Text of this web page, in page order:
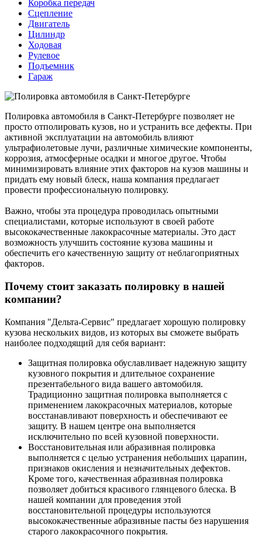
Коробка передач
Сцепление
Двигатель
Цилиндр
Ходовая
Рулевое
Подъемник
Гараж
Полировка автомобиля в Санкт-Петербурге позволяет не
просто отполировать кузов, но и устранить все дефекты. При
активной эксплуатации на автомобиль влияют
ультрафиолетовые лучи, различные химические компоненты,
коррозия, атмосферные осадки и многое другое. Чтобы
минимизировать влияние этих факторов на кузов машины и
придать ему новый блеск, наша компания предлагает
провести профессиональную полировку.
Важно, чтобы эта процедура проводилась опытными
специалистами, которые используют в своей работе
высококачественные лакокрасочные материалы. Это даст
возможность улучшить состояние кузова машины и
обеспечить его качественную защиту от неблагоприятных
факторов.
Почему стоит заказать полировку в нашей
компании?
Компания "Дельта-Сервис" предлагает хорошую полировку
кузова нескольких видов, из которых вы сможете выбрать
наиболее подходящий для себя вариант:
Защитная полировка обуславливает надежную защиту
кузовного покрытия и длительное сохранение
презентабельного вида вашего автомобиля.
Традиционно защитная полировка выполняется с
применением лакокрасочных материалов, которые
восстанавливают поверхность и обеспечивают ее
защиту. В нашем центре она выполняется
исключительно по всей кузовной поверхности.
Восстановительная или абразивная полировка
выполняется с целью устранения небольших царапин,
признаков окисления и незначительных дефектов.
Кроме того, качественная абразивная полировка
позволяет добиться красивого глянцевого блеска. В
нашей компании для проведения этой
восстановительной процедуры используются
высококачественные абразивные пасты без нарушения
старого лакокрасочного покрытия.